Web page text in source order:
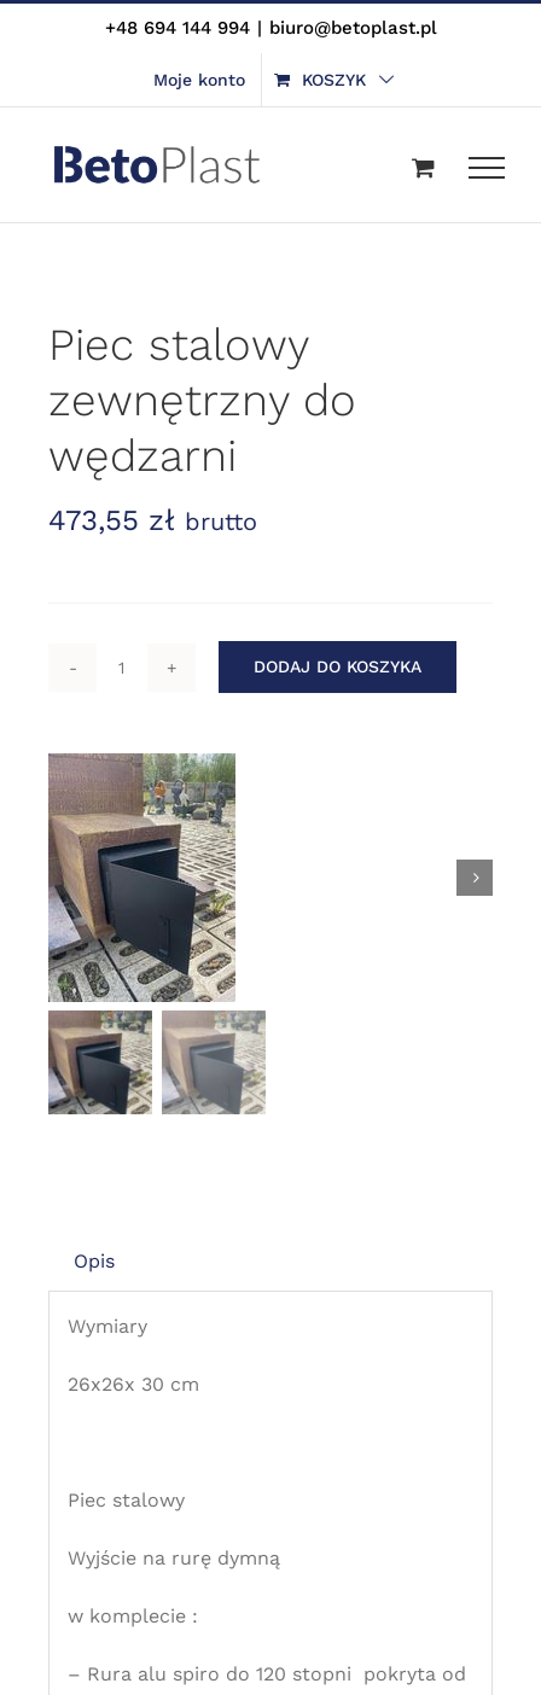
+48 694 144 994 | biuro@betoplast.pl
Moje konto KOSZYK
Piec stalowy
zewnętrzny do
wędzarni
473,55 zł brutto
stalowy
zewnętrzny
do
wędzarni
DODAJ DO KOSZYKA
Opis
Wymiary
26x26x 30 cm
Piec stalowy
Wyjście na rurę dymną
w komplecie :
– Rura alu spiro do 120 stopni pokryta od